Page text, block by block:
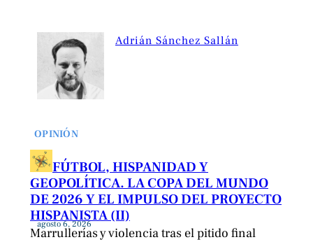
Adrián Sánchez Sallán
OPINIÓN
FÚTBOL, HISPANIDAD Y
GEOPOLÍTICA. LA COPA DEL MUNDO
DE 2026 Y EL IMPULSO DEL PROYECTO
HISPANISTA (II)
agosto 6, 2026
Marrullerías y violencia tras el pitido final